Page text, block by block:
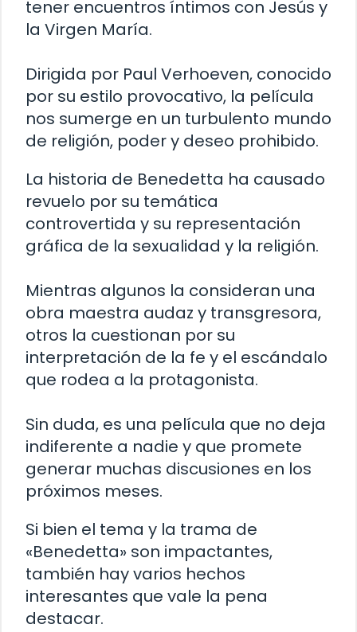
tener encuentros íntimos con Jesús y
la Virgen María.
Dirigida por Paul Verhoeven, conocido
por su estilo provocativo, la película
nos sumerge en un turbulento mundo
de religión, poder y deseo prohibido.
La historia de Benedetta ha causado
revuelo por su temática
controvertida y su representación
gráfica de la sexualidad y la religión.
Mientras algunos la consideran una
obra maestra audaz y transgresora,
otros la cuestionan por su
interpretación de la fe y el escándalo
que rodea a la protagonista.
Sin duda, es una película que no deja
indiferente a nadie y que promete
generar muchas discusiones en los
próximos meses.
Si bien el tema y la trama de
«Benedetta» son impactantes,
también hay varios hechos
interesantes que vale la pena
destacar.